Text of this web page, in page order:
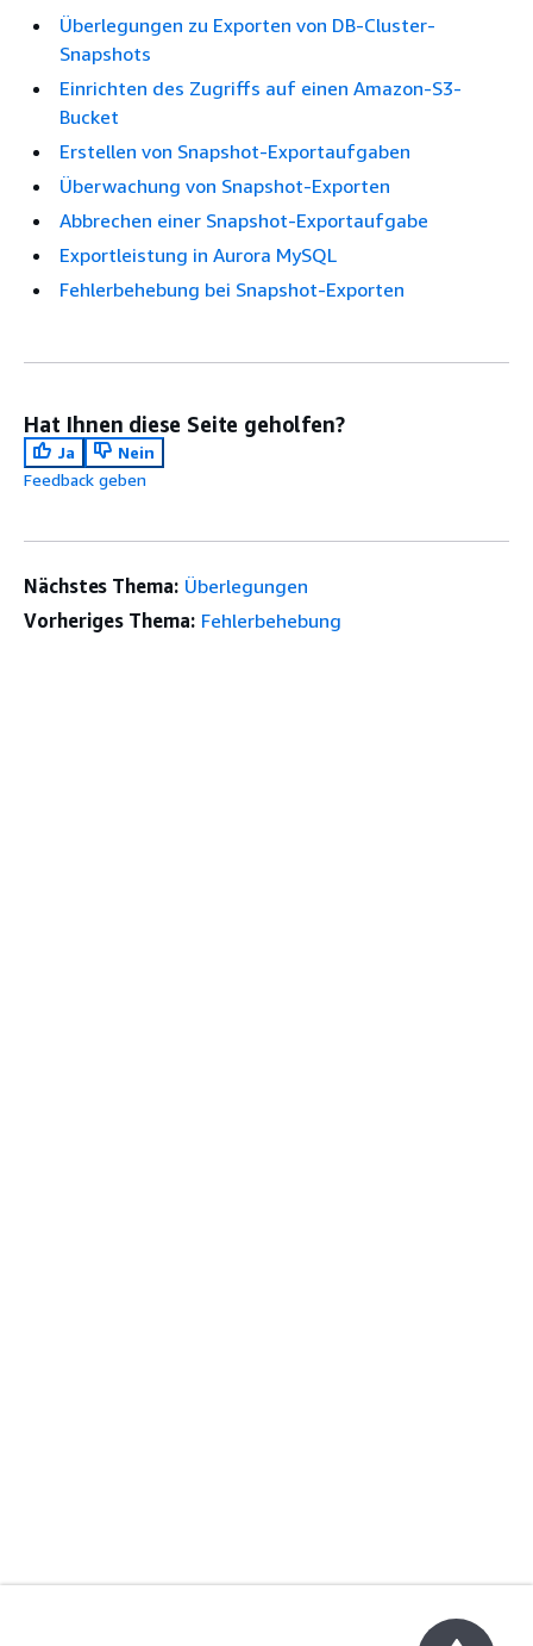
Überlegungen zu Exporten von DB-Cluster-
Snapshots
Einrichten des Zugriffs auf einen Amazon-S3-
Bucket
Erstellen von Snapshot-Exportaufgaben
Überwachung von Snapshot-Exporten
Abbrechen einer Snapshot-Exportaufgabe
Exportleistung in Aurora MySQL
Fehlerbehebung bei Snapshot-Exporten
Hat Ihnen diese Seite geholfen?
Ja
Nein
Feedback geben
Nächstes Thema: Überlegungen
Vorheriges Thema: Fehlerbehebung